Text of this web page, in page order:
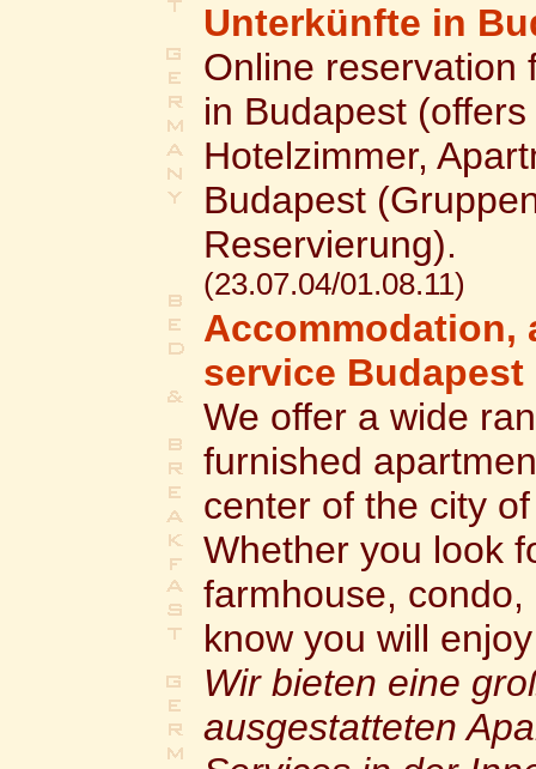
Unterkünfte in
Online reservation
in Budapest
Hotelzimmer,
Budapest
Reservierung).
(23.07.04/01.08.11)
Accommodation,
service Budapest
We offer a wide
furnished
center of the city
Whether you look
farmhouse,
know you will
Wir bieten eine
ausgestatteten